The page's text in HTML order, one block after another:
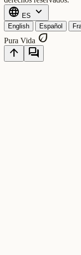
language ES expand_more
English Español
Pura Vida eco
arrow_upward
forum